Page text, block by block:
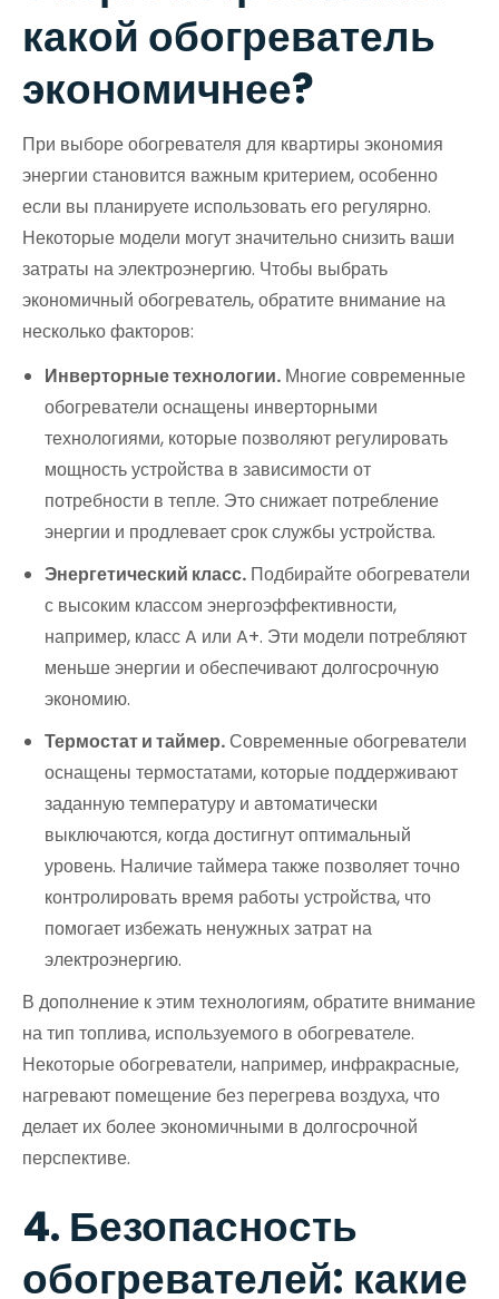
какой обогреватель
экономичнее?
При выборе обогревателя для квартиры экономия
энергии становится важным критерием, особенно
если вы планируете использовать его регулярно.
Некоторые модели могут значительно снизить ваши
затраты на электроэнергию. Чтобы выбрать
экономичный обогреватель, обратите внимание на
несколько факторов:
Инверторные технологии. Многие современные
обогреватели оснащены инверторными
технологиями, которые позволяют регулировать
мощность устройства в зависимости от
потребности в тепле. Это снижает потребление
энергии и продлевает срок службы устройства.
Энергетический класс. Подбирайте обогреватели
с высоким классом энергоэффективности,
например, класс A или A+. Эти модели потребляют
меньше энергии и обеспечивают долгосрочную
экономию.
Термостат и таймер.Современные обогреватели
оснащены термостатами, которые поддерживают
заданную температуру и автоматически
выключаются, когда достигнут оптимальный
уровень. Наличие таймера также позволяет точно
контролировать время работы устройства, что
помогает избежать ненужных затрат на
электроэнергию.
В дополнение к этим технологиям, обратите внимание
на тип топлива, используемого в обогревателе.
Некоторые обогреватели, например, инфракрасные,
нагревают помещение без перегрева воздуха, что
делает их более экономичными в долгосрочной
перспективе.
4. Безопасность
обогревателей: какие